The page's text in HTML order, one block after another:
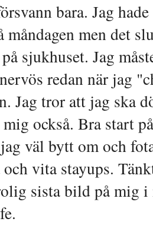
bara. Jag
måndagen men det
sjukhuset. Jag
redan när jag
Jag tror att jag ska
också. Bra start
väl bytt om och
vita stayups.
sista bild på mig